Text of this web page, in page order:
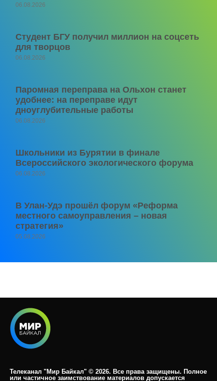
06.08.2026
Студент БГУ получил миллион на соцсеть
для творцов
06.08.2026
Паромная переправа на Ольхон станет
удобнее: на переправе идут
дноуглубительные работы
06.08.2026
Школьники из Бурятии в финале
Всероссийского экологического форума
06.08.2026
В Улан-Удэ прошёл форум «Реформа
местного самоуправления – новая
стратегия»
05.08.2026
Телеканал "Мир Байкал" © 2026. Все права защищены. Полное
или частичное заимствование материалов допускается